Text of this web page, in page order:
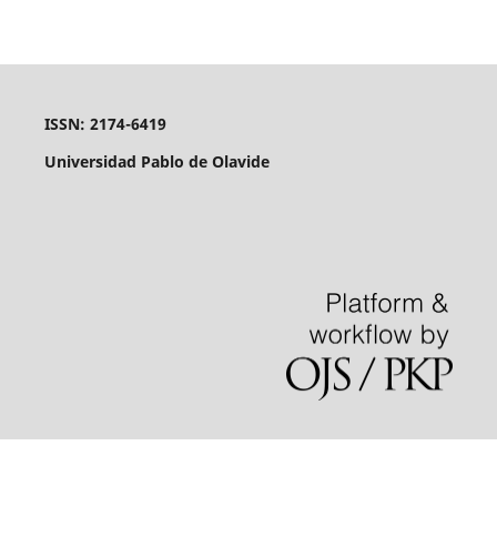
ISSN: 2174-6419
Universidad Pablo de Olavide